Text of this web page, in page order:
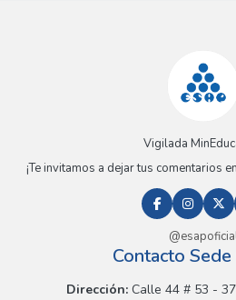
Vigilada
¡Te invitamos a dejar tus comentarios
Contacto
Dirección:Calle 44 # 53 -